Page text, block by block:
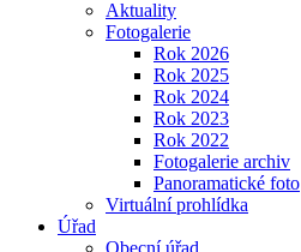
Aktuality
Fotogalerie
Rok 2026
Rok 2025
Rok 2024
Rok 2023
Rok 2022
Fotogalerie archiv
Panoramatické foto
Virtuální prohlídka
Úřad
Obecní úřad